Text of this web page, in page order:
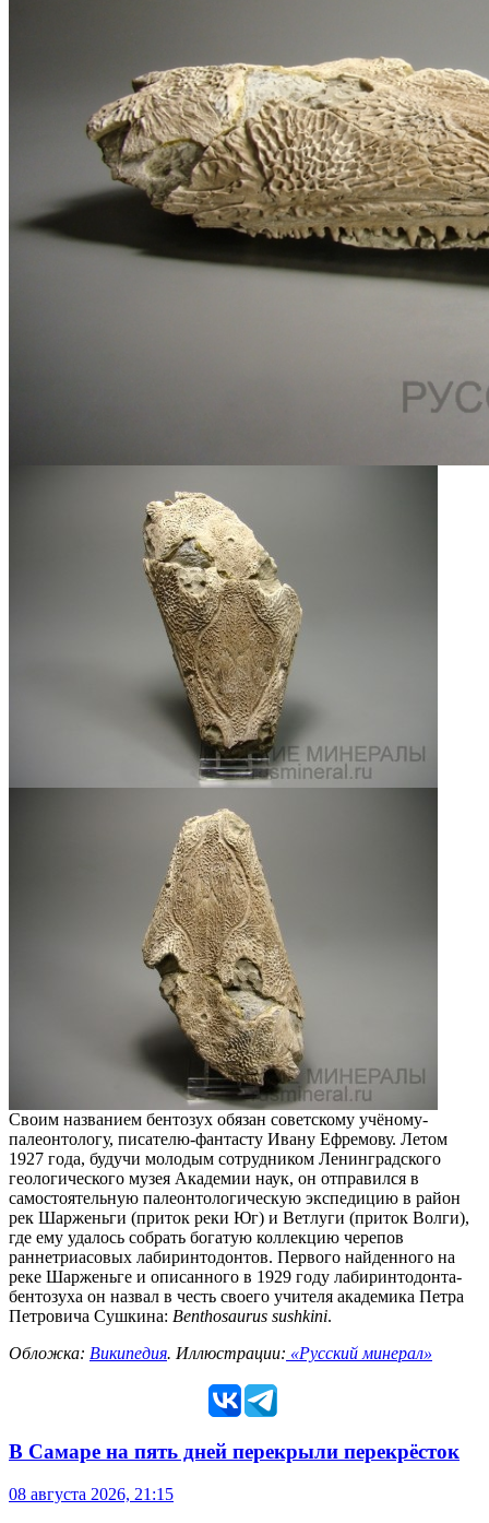
Своим названием бентозух обязан советскому учёному-
палеонтологу, писателю-фантасту Ивану Ефремову. Летом
1927 года, будучи молодым сотрудником Ленинградского
геологического музея Академии наук, он отправился в
самостоятельную палеонтологическую экспедицию в район
рек Шарженьги (приток реки Юг) и Ветлуги (приток Волги),
где ему удалось собрать богатую коллекцию черепов
раннетриасовых лабиринтодонтов. Первого найденного на
реке Шарженьге и описанного в 1929 году лабиринтодонта-
бентозуха он назвал в честь своего учителя академика Петра
Петровича Сушкина: Benthosaurus sushkini.
Обложка: Википедия. Иллюстрации: «Русский минерал»
В Самаре на пять дней перекрыли перекрёсток
08 августа 2026, 21:15